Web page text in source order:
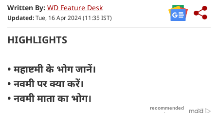
Written By: WD Feature Desk
Updated:Tue, 16 Apr 2024 (11:35 IST)
HIGHLIGHTS
• महाष्टमी के भोग जानें।
• नवमी पर क्या करें।
• नवमी माता का भोग।